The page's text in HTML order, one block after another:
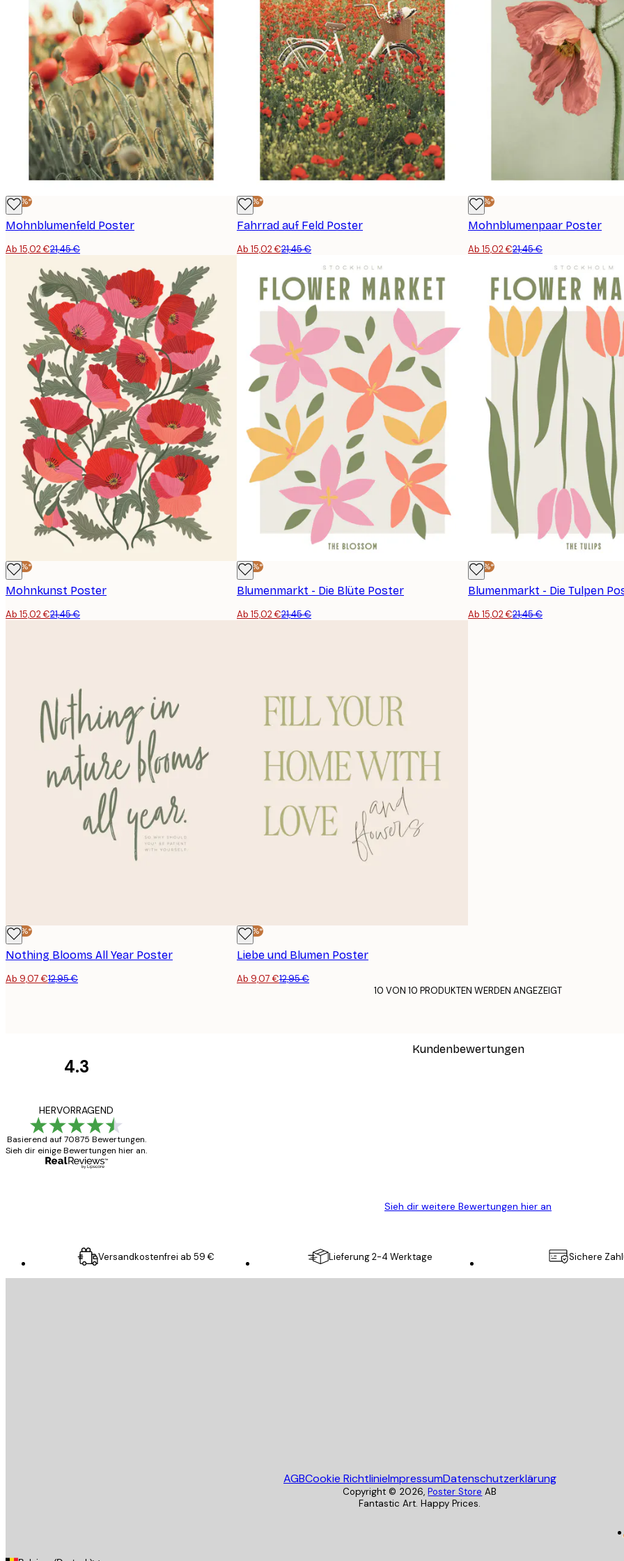
-30%*
Mohnblumenfeld Poster
Ab 15,02 €21,45 €
-30%*
Fahrrad auf Feld Poster
Ab 15,02 €21,45 €
-30%*
Mohnblumenpaar Poster
Ab 15,02 €21,45 €
-30%*
Mohnkunst Poster
Ab 15,02 €21,45 €
-30%*
Blumenmarkt - Die Blüte Poster
Ab 15,02 €21,45 €
-30%*
Blumenmarkt - Die Tulpen
Ab 15,02 €21,45 €
-30%*
Nothing Blooms All Year Poster
Ab 9,07 €12,95 €
-30%*
Liebe und Blumen Poster
Ab 9,07 €12,95 €
10 VON 10 PRODUKTEN WERDEN ANGEZEIGT
Kundenbewertungen
4.3
HERVORRAGEND
Basierend auf 70875 Bewertungen.
Sieh dir einige Bewertungen hier an.
Sieh dir weitere Bewertungen hier an
ANMELDEN
Versandkostenfrei ab 59 € Lieferung 2-4 Werktage Sichere
AGBCookie RichtlinieImpressumDatenschutzerklärung
Copyright © 2026, Poster Store AB
Fantastic Art. Happy Prices.